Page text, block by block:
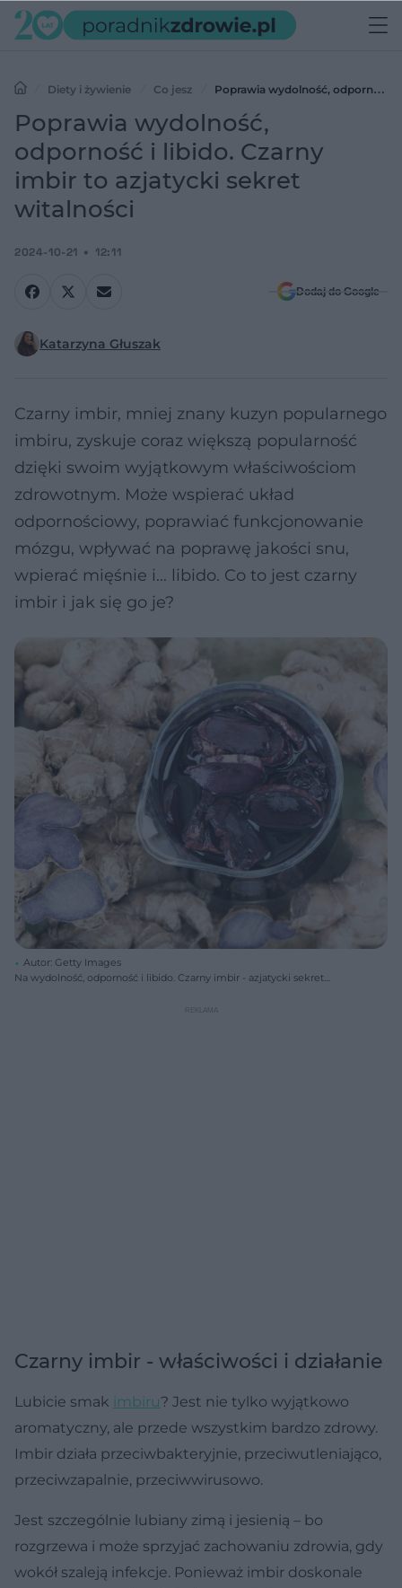
Diety i żywienie Co jesz
Poprawia wydolność, odporność i
libido. Czarny imbir to azjatycki sekret witalności
Poprawia wydolność,
odporność i libido. Czarny
imbir to azjatycki sekret
witalności
2024-10-21 12:11
Dodaj do Google
Katarzyna Głuszak
Czarny imbir, mniej znany kuzyn popularnego
imbiru, zyskuje coraz większą popularność
dzięki swoim wyjątkowym właściwościom
zdrowotnym. Może wspierać układ
odpornościowy, poprawiać funkcjonowanie
mózgu, wpływać na poprawę jakości snu,
wpierać mięśnie i... libido. Co to jest czarny
imbir i jak się go je?
Autor: Getty Images
Na wydolność, odporność i libido. Czarny imbir - azjatycki sekret
Czarny imbir - właściwości i działanie
Lubicie smak imbiru? Jest nie tylko wyjątkowo
aromatyczny, ale przede wszystkim bardzo zdrowy.
Imbir działa przeciwbakteryjnie, przeciwutleniająco,
przeciwzapalnie, przeciwwirusowo.
Jest szczególnie lubiany zimą i jesienią – bo
rozgrzewa i może sprzyjać zachowaniu zdrowia, gdy
wokół szaleją infekcje. Ponieważ imbir doskonale